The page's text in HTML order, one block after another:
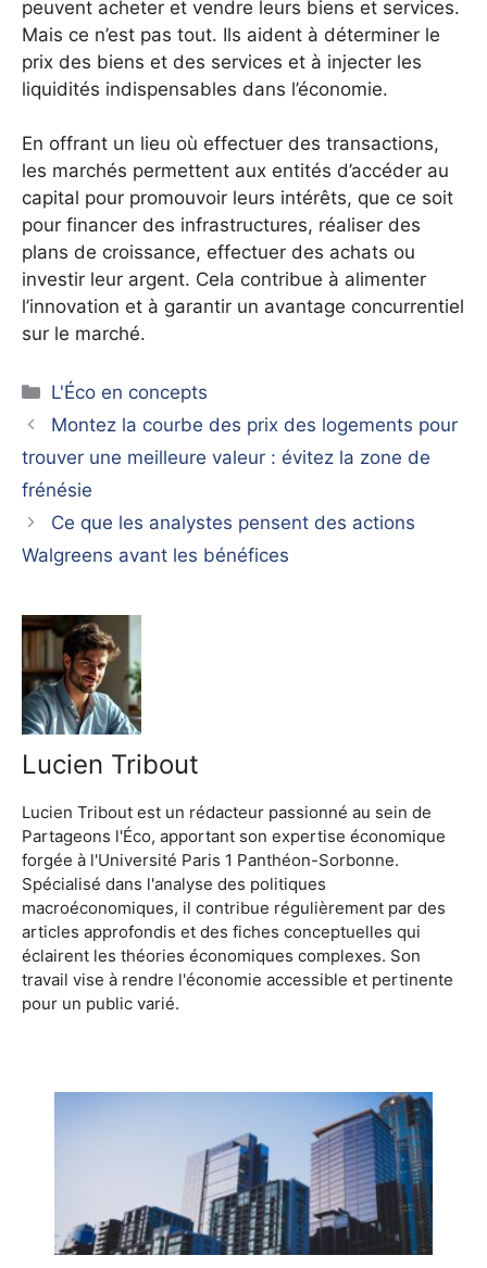
peuvent acheter et vendre leurs biens et services.
Mais ce n’est pas tout. Ils aident à déterminer le
prix des biens et des services et à injecter les
liquidités indispensables dans l’économie.
En offrant un lieu où effectuer des transactions,
les marchés permettent aux entités d’accéder au
capital pour promouvoir leurs intérêts, que ce soit
pour financer des infrastructures, réaliser des
plans de croissance, effectuer des achats ou
investir leur argent. Cela contribue à alimenter
l’innovation et à garantir un avantage concurrentiel
sur le marché.
Catégories
L'Éco en concepts
Montez la courbe des prix des logements pour
trouver une meilleure valeur : évitez la zone de
frénésie
Ce que les analystes pensent des actions
Walgreens avant les bénéfices
Lucien Tribout
Lucien Tribout est un rédacteur passionné au sein de
Partageons l'Éco, apportant son expertise économique
forgée à l'Université Paris 1 Panthéon-Sorbonne.
Spécialisé dans l'analyse des politiques
macroéconomiques, il contribue régulièrement par des
articles approfondis et des fiches conceptuelles qui
éclairent les théories économiques complexes. Son
travail vise à rendre l'économie accessible et pertinente
pour un public varié.